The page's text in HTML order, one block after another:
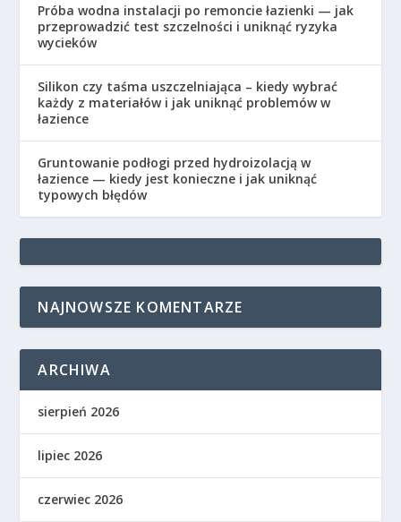
Próba wodna instalacji po remoncie łazienki — jak
przeprowadzić test szczelności i uniknąć ryzyka
wycieków
Silikon czy taśma uszczelniająca – kiedy wybrać
każdy z materiałów i jak uniknąć problemów w
łazience
Gruntowanie podłogi przed hydroizolacją w
łazience — kiedy jest konieczne i jak uniknąć
typowych błędów
NAJNOWSZE KOMENTARZE
ARCHIWA
sierpień 2026
lipiec 2026
czerwiec 2026